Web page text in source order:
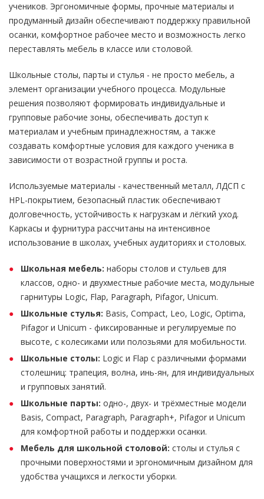
учеников. Эргономичные формы, прочные материалы и
продуманный дизайн обеспечивают поддержку правильной
осанки, комфортное рабочее место и возможность легко
переставлять мебель в классе или столовой.
Школьные столы, парты и стулья - не просто мебель, а
элемент организации учебного процесса. Модульные
решения позволяют формировать индивидуальные и
групповые рабочие зоны, обеспечивать доступ к
материалам и учебным принадлежностям, а также
создавать комфортные условия для каждого ученика в
зависимости от возрастной группы и роста.
Используемые материалы - качественный металл, ЛДСП с
HPL-покрытием, безопасный пластик обеспечивают
долговечность, устойчивость к нагрузкам и лёгкий уход.
Каркасы и фурнитура рассчитаны на интенсивное
использование в школах, учебных аудиториях и столовых.
Школьная мебель: наборы столов и стульев для
классов, одно- и двухместные рабочие места, модульные
гарнитуры Logic, Flap, Paragraph, Pifagor, Unicum.
Школьные стулья: Basis, Compact, Leo, Logic, Optima,
Pifagor и Unicum - фиксированные и регулируемые по
высоте, с колесиками или полозьями для мобильности.
Школьные столы: Logic и Flap с различными формами
столешниц: трапеция, волна, инь-ян, для индивидуальных
и групповых занятий.
Школьные парты: одно-, двух- и трёхместные модели
Basis, Compact, Paragraph, Paragraph+, Pifagor и Unicum
для комфортной работы и поддержки осанки.
Мебель для школьной столовой: столы и стулья с
прочными поверхностями и эргономичным дизайном для
удобства учащихся и легкости уборки.